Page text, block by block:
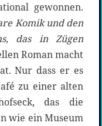
gewonnen.
Komik und den
das in Zügen
Roman macht
Nur dass er es
zu einer alten
das die
wie ein Museum